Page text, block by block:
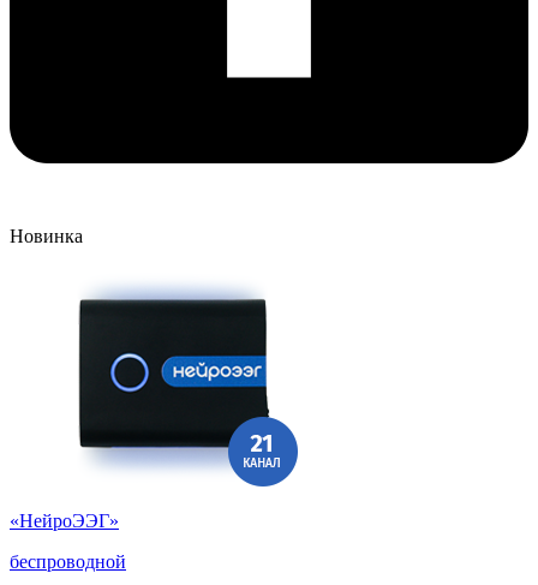
Новинка
«НейроЭЭГ»
беспроводной